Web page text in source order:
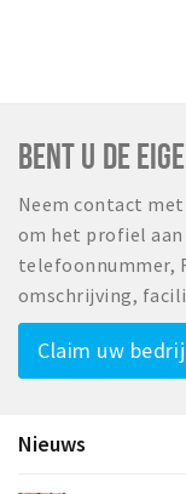
BENT U DE
Neem contact
om het profiel aan
telefoonnummer,
omschrijving,
Claim uw
Nieuws